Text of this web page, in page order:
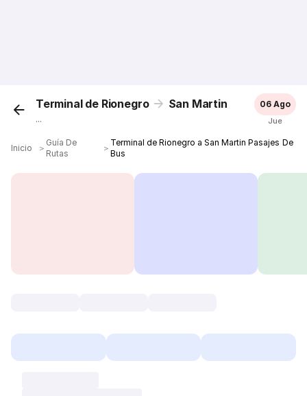
Terminal de Rionegro San Martin
...
06 Ago
Jue
Inicio ＞
Guía De
Rutas
＞
Terminal de Rionegro a San Martin Pasajes De
Bus